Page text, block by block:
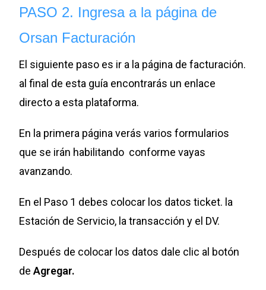
PASO 2. Ingresa a la página de
Orsan Facturación
El siguiente paso es ir a la página de facturación.
al final de esta guía encontrarás un enlace
directo a esta plataforma.
En la primera página verás varios formularios
que se irán habilitando conforme vayas
avanzando.
En el Paso 1 debes colocar los datos ticket. la
Estación de Servicio, la transacción y el DV.
Después de colocar los datos dale clic al botón
deAgregar.